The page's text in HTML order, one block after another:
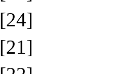
[24]
[21]